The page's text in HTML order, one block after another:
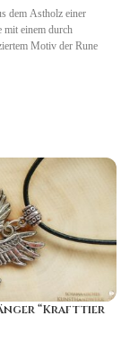
dem Astholz einer
mit einem durch
Motiv der Rune
“Krafttier